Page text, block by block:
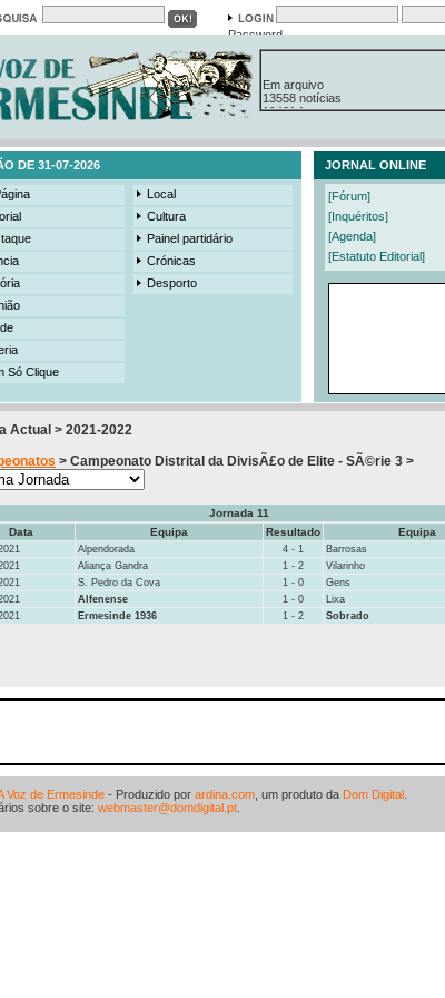
Password
Em arquivo
13558 notícias
19421 fotos
525 registos
DE 31-07-2026 JORNAL ONLINE
Só Clique
Local
Cultura
Painel partidário
Crónicas
Desporto
[Fórum]
[Inquéritos]
[Agenda]
[Estatuto Editorial]
Actual > 2021-2022
> Campeonato Distrital da DivisÃ£o de Elite - SÃ©rie 3 >
Jornada 11
Data
Equipa Resultado Equipa
Alpendorada 4 - 1
Barrosas
Aliança Gandra 1 - 2
Vilarinho
S. Pedro da Cova 1 - 0
Gens
Alfenense 1 - 0
Lixa
Ermesinde 1936 1 - 2 Sobrado
Voz de Ermesinde - Produzido por ardina.com , um produto da Dom Digital
sobre o site: webmaster@domdigital.pt